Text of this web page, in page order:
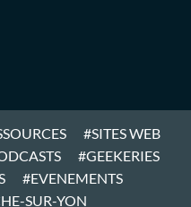
#SITES WEB
#GEEKERIES
#EVENEMENTS
SUR-YON